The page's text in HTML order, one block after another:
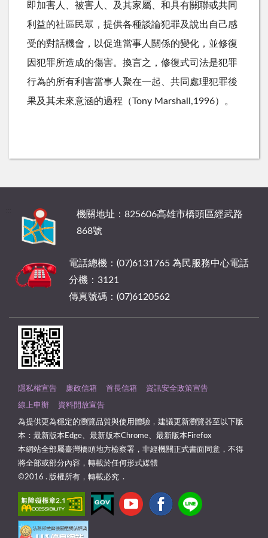
即加害人、被害人、及其家屬、和具有關聯或共同
利益的社區民眾，提供各種談論犯罪及說出自己感
受的對話機會，以促進當事人關係的變化，並修復
因犯罪所造成的傷害。換言之，修復式司法是犯罪
行為的所有利害當事人聚在一起、共同處理犯罪後
果及其未來意涵的過程（Tony Marshall,1996）。
機關地址：825606高雄市橋頭區經武路
868號
電話總機：(07)6131765 為民服務中心電話
分機：3121
傳真號碼：(07)6120562
隱私權宣告 廉政信箱 首長信箱 資訊安全政策宣告
線上申辦 資料開放宣告
為提供更為穩定的瀏覽品質與使用體驗，建議更新瀏覽器至以下版
本：最新版本Edge、最新版本Chrome、最新版本Firefox
本網站全部屬臺灣橋頭地方檢察署，非經機關正式書面同意，不得
將全部或部分內容，轉載於任何形式媒體
©2016 . 版權所有，轉載必究 .